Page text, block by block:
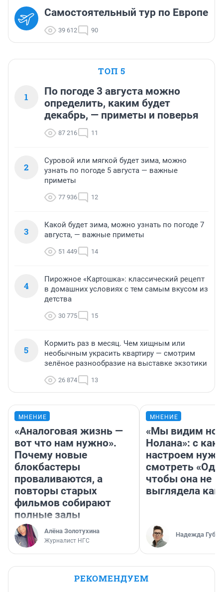
Самостоятельный тур по Европе
39 612 90
ТОП 5
1
По погоде 3 августа можно
определить, каким будет
декабрь, — приметы и поверья
87 216 11
2
Суровой или мягкой будет зима, можно
узнать по погоде 5 августа — важные
приметы
77 936 12
3
Какой будет зима, можно узнать по погоде 7
августа, — важные приметы
51 449 14
4
Пирожное «Картошка»: классический рецепт
в домашних условиях с тем самым вкусом из
детства
30 775 15
5
Кормить раз в месяц. Чем хищным или
необычным украсить квартиру — смотрим
зелёное разнообразие на выставке экзотики
26 874 13
МНЕНИЕ
«Аналоговая жизнь —
вот что нам нужно».
Почему новые
блокбастеры
проваливаются, а
повторы старых
фильмов собирают
полные залы
Алёна Золотухина
Журналист НГС
МНЕНИЕ
«Мы видим
Нолана»: с
настроем
смотреть
чтобы она не
выглядела как
Надежда
РЕКОМЕНДУЕМ